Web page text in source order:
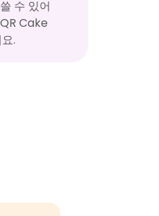
수 있어
Cake
.